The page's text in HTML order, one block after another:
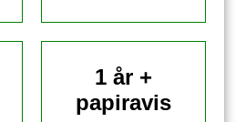
1 år +
papiravis